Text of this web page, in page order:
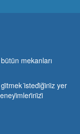
mekanları
gi̇tmek i̇stedi̇ği̇ni̇z yer